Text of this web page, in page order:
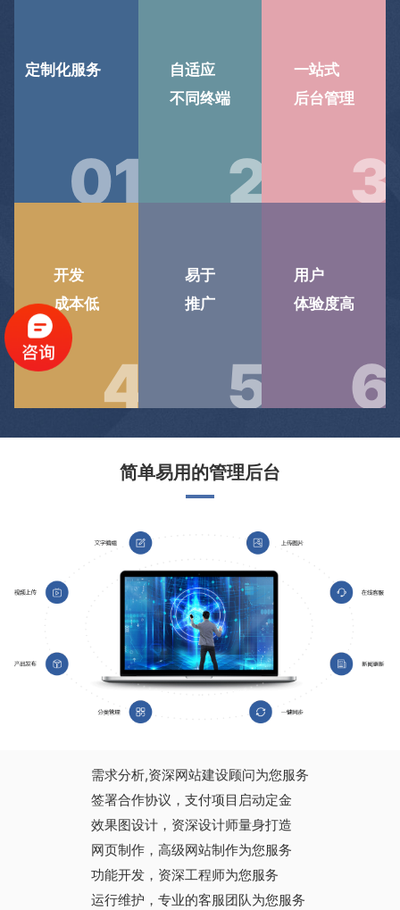
定制化服务
01
自适应
不同终端
2
一站式
后台管理
3
开发
成本低
4
易于
推广
5
用户
体验度高
6
简单易用的管理后台
需求分析,资深网站建设顾问为您服务
签署合作协议，支付项目启动定金
效果图设计，资深设计师量身打造
网页制作，高级网站制作为您服务
功能开发，资深工程师为您服务
运行维护，专业的客服团队为您服务